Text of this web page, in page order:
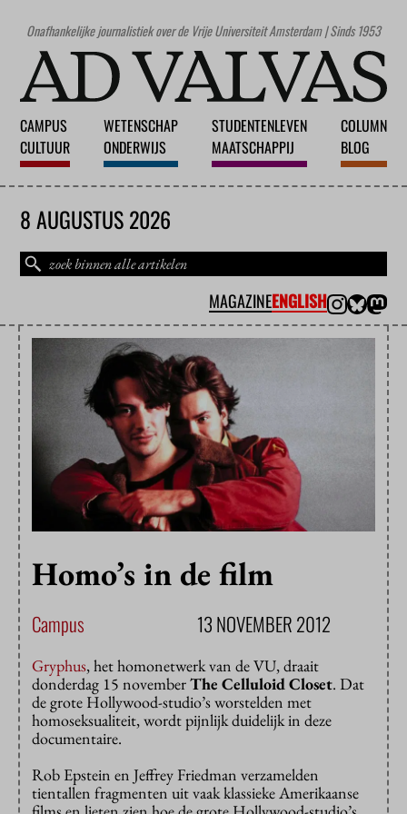
Onafhankelijke journalistiek over de Vrije Universiteit Amsterdam | Sinds 1953
CAMPUS
CULTUUR
WETENSCHAP
ONDERWIJS
STUDENTENLEVEN
MAATSCHAPPIJ
COLUMN
BLOG
8 AUGUSTUS 2026
MAGAZINEENGLISH
Homo’s in de film
Campus 13 NOVEMBER 2012
Gryphus, het homonetwerk van de VU, draait
donderdag 15 novemberThe Celluloid Closet. Dat
de grote Hollywood-studio’s worstelden met
homoseksualiteit, wordt pijnlijk duidelijk in deze
documentaire.
Rob Epstein en Jeffrey Friedman verzamelden
tientallen fragmenten uit vaak klassieke Amerikaanse